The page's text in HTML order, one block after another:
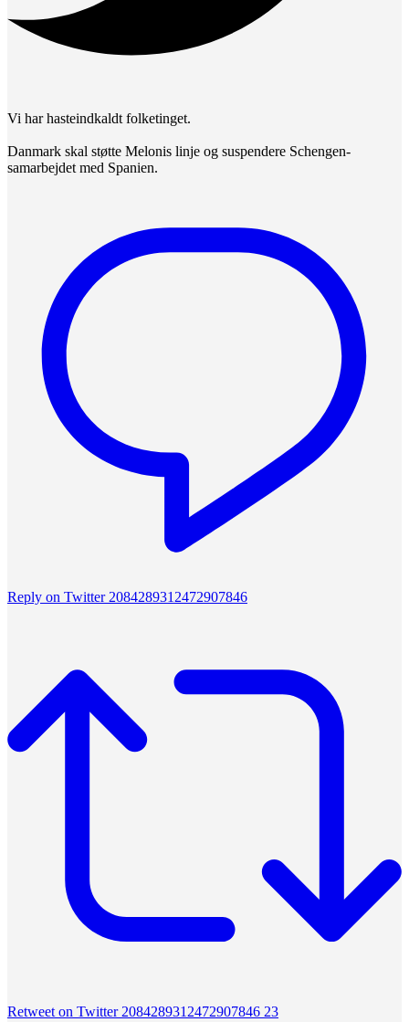
Vi har hasteindkaldt folketinget.
Danmark skal støtte Melonis linje og suspendere Schengen-
samarbejdet med Spanien.
Reply on Twitter 2084289312472907846
Retweet on Twitter 2084289312472907846 23